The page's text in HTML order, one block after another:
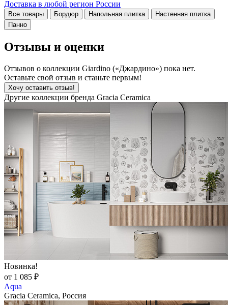
Доставка в любой регион России
Все товары Бордюр Напольная плитка
Настенная плитка
Панно
Отзывы и оценки
Отзывов о коллекции Giardino («Джардино») пока нет.
Оставьте свой отзыв и станьте первым!
Хочу оставить отзыв!
Другие коллекции бренда Gracia Ceramica
Новинка!
от 1 085 ₽
Aqua
Gracia Ceramica, Россия